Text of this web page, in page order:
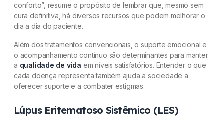
Conclusões e perspectivas futuras
conforto”, resume o propósito de lembrar que, mesmo sem
cura definitiva, há diversos recursos que podem melhorar o
dia a dia do paciente.
Além dos tratamentos convencionais, o suporte emocional e
o acompanhamento contínuo são determinantes para manter
a qualidade de vida em níveis satisfatórios. Entender o que
cada doença representa também ajuda a sociedade a
oferecer suporte e a combater estigmas.
Lúpus Eritematoso Sistêmico (LES)